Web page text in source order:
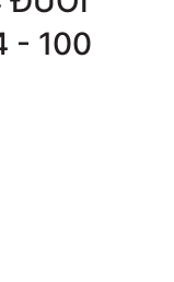
- 100